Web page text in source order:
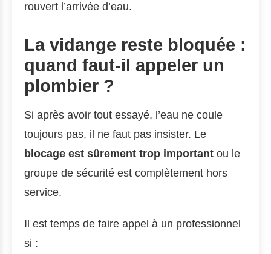
rouvert l’arrivée d’eau.
La vidange reste bloquée :
quand faut-il appeler un
plombier ?
Si après avoir tout essayé, l’eau ne coule
toujours pas, il ne faut pas insister. Le
blocage est sûrement trop important ou le
groupe de sécurité est complètement hors
service.
Il est temps de faire appel à un professionnel
si :